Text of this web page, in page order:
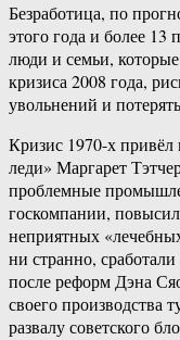
Безработица, по
этого года и более
люди и семьи,
кризиса 2008 года,
увольнений и
Кризис 1970-х привёл
леди» Маргарет
проблемные
госкомпании,
неприятных
ни странно,
после реформ Дэна
своего производства
развалу советского